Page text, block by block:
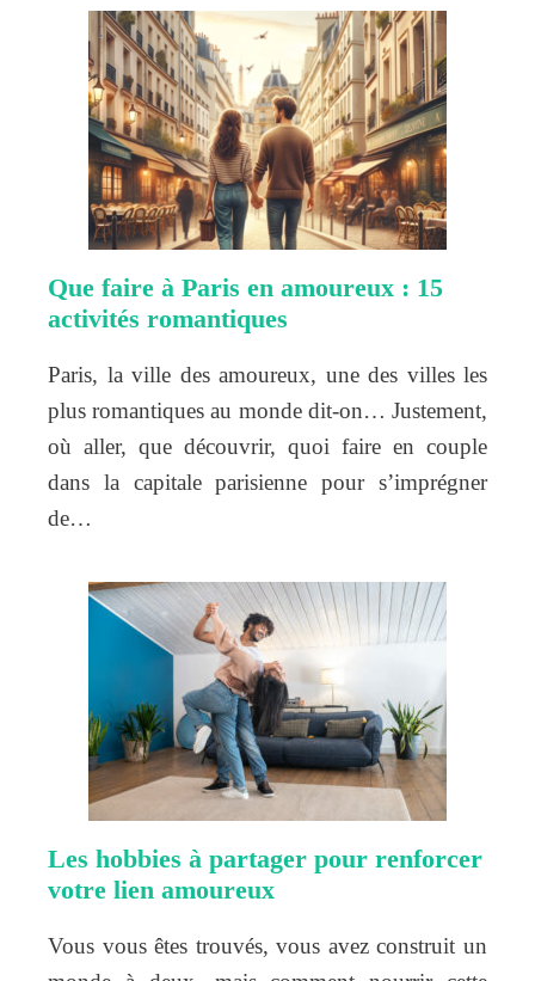
Que faire à Paris en amoureux : 15
activités romantiques
Paris, la ville des amoureux, une des villes les
plus romantiques au monde dit-on… Justement,
où aller, que découvrir, quoi faire en couple
dans la capitale parisienne pour s’imprégner
de…
Les hobbies à partager pour renforcer
votre lien amoureux
Vous vous êtes trouvés, vous avez construit un